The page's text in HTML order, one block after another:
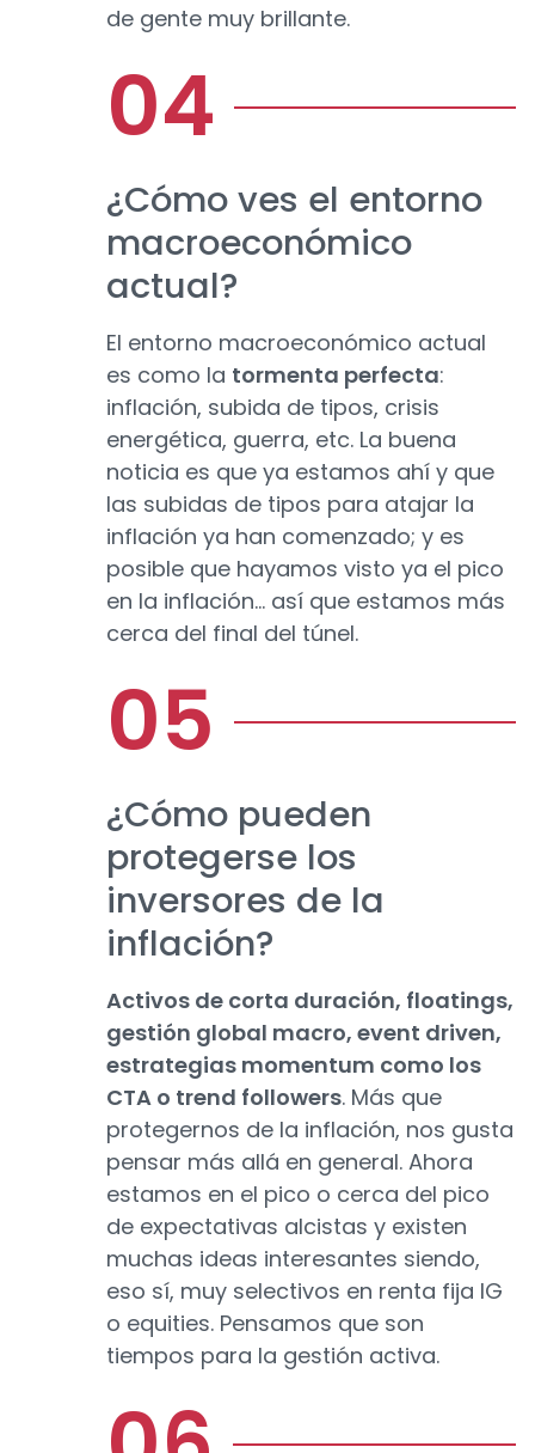
de gente muy brillante.
¿Cómo ves el entorno
macroeconómico
actual?
El entorno macroeconómico actual
es como la tormenta perfecta:
inflación, subida de tipos, crisis
energética, guerra, etc. La buena
noticia es que ya estamos ahí y que
las subidas de tipos para atajar la
inflación ya han comenzado; y es
posible que hayamos visto ya el pico
en la inflación… así que estamos más
cerca del final del túnel.
¿Cómo pueden
protegerse los
inversores de la
inflación?
Activos de corta duración, floatings,
gestión global macro, event driven,
estrategias momentum como los
CTA o trend followers. Más que
protegernos de la inflación, nos gusta
pensar más allá en general. Ahora
estamos en el pico o cerca del pico
de expectativas alcistas y existen
muchas ideas interesantes siendo,
eso sí, muy selectivos en renta fija IG
o equities. Pensamos que son
tiempos para la gestión activa.